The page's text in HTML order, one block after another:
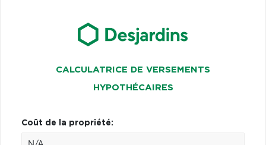
CALCULATRICE DE VERSEMENTS
HYPOTHÉCAIRES
Coût de la propriété: